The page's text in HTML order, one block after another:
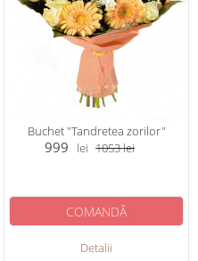
Buchet "Tandretea zorilor"
999 lei 1053lei
Detalii
COMANDĂ